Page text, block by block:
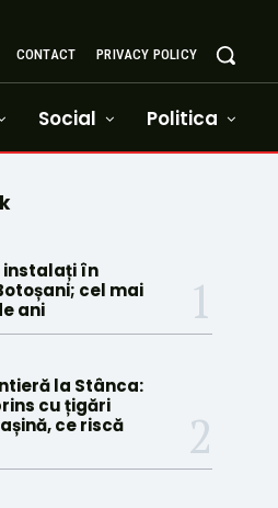
CONTACT PRIVACY POLICY
Social Politica
instalați în
cel mai
ani
la Stânca:
cu țigări
ce riscă